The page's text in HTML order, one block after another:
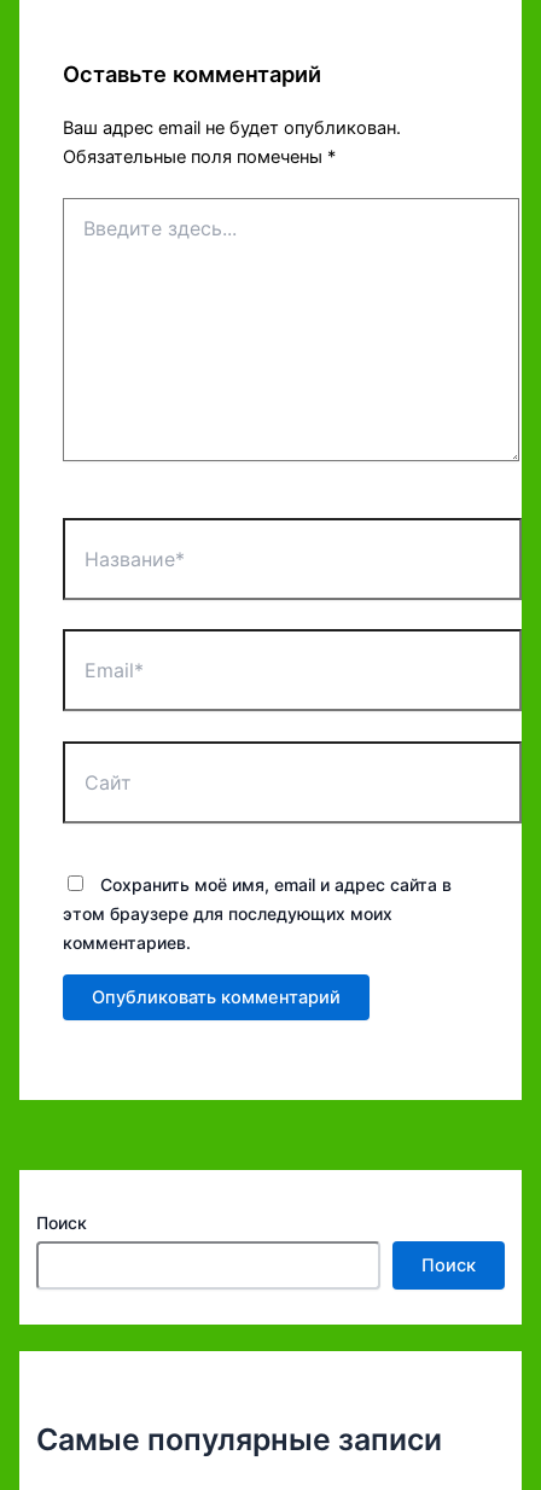
Оставьте комментарий
Ваш адрес email не будет опубликован.
Обязательные поля помечены *
здесь...
Сохранить моё имя, email и адрес сайта в
этом браузере для последующих моих
комментариев.
Поиск
Поиск
Самые популярные записи